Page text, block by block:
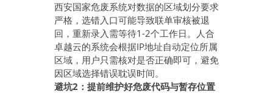
西安国家危废系统对数据的区域划分要求
严格，选错入口可能导致联单审核被退
回，重新录入需等待1-2个工作日。人合
卓越云的系统会根据IP地址自动定位所属
区域，用户只需核对是否正确即可，避免
因区域选择错误耽误时间。
避坑2：提前维护好危废代码与暂存位置